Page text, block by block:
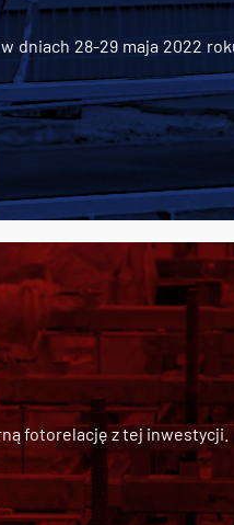
dniach 28-29 maja 2022
fotorelację z tej inwestycji.